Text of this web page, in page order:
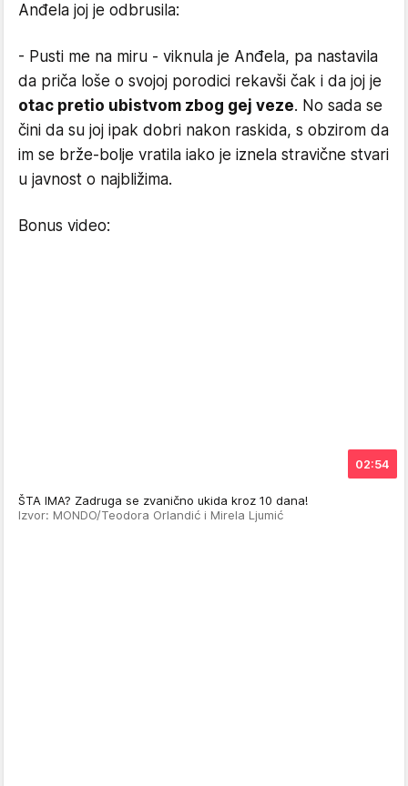
Anđela joj je odbrusila:
- Pusti me na miru - viknula je Anđela, pa nastavila
da priča loše o svojoj porodici rekavši čak i da joj je
otac pretio ubistvom zbog gej veze. No sada se
čini da su joj ipak dobri nakon raskida, s obzirom da
im se brže-bolje vratila iako je iznela stravične stvari
u javnost o najbližima.
Bonus video:
02:54
ŠTA IMA? Zadruga se zvanično ukida kroz 10 dana!
Izvor: MONDO/Teodora Orlandić i Mirela Ljumić